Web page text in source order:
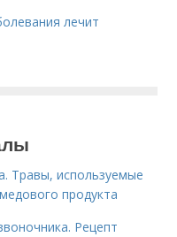
лечит
Травы, используемые
продукта
Рецепт